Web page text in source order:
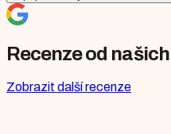
Recenze od
Zobrazit další recenze
IAAF
Mgr.